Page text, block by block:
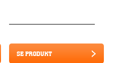
SE PRODUKT